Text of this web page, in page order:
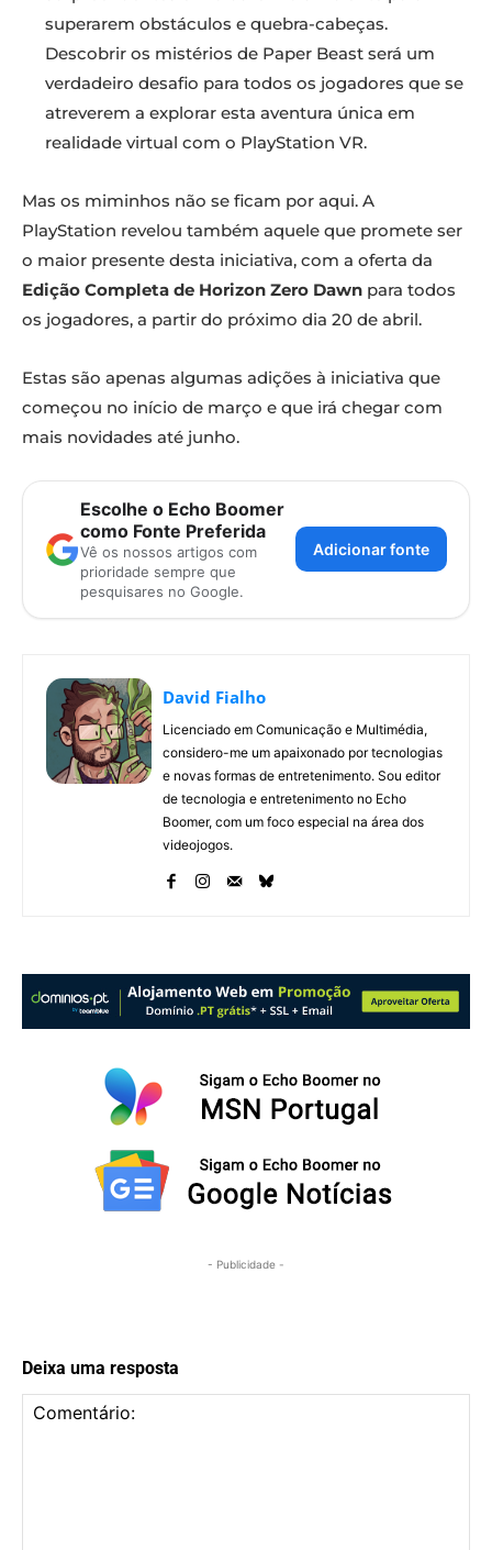
superarem obstáculos e quebra-cabeças.
Descobrir os mistérios de Paper Beast será um
verdadeiro desafio para todos os jogadores que se
atreverem a explorar esta aventura única em
realidade virtual com o PlayStation VR.
Mas os miminhos não se ficam por aqui. A
PlayStation revelou também aquele que promete ser
o maior presente desta iniciativa, com a oferta da
Edição Completa de Horizon Zero Dawn para todos
os jogadores, a partir do próximo dia 20 de abril.
Estas são apenas algumas adições à iniciativa que
começou no início de março e que irá chegar com
mais novidades até junho.
Escolhe o Echo Boomer
como Fonte Preferida
Vê os nossos artigos com
prioridade sempre que
pesquisares no Google.
Adicionar fonte
David Fialho
Licenciado em Comunicação e Multimédia,
considero-me um apaixonado por tecnologias
e novas formas de entretenimento. Sou editor
de tecnologia e entretenimento no Echo
Boomer, com um foco especial na área dos
videojogos.
- Publicidade -
Deixa uma resposta